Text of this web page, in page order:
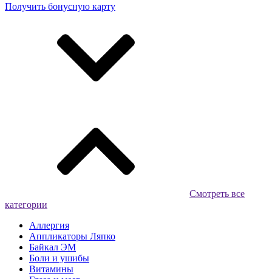
Получить бонусную карту
Смотреть все
категории
Аллергия
Аппликаторы Ляпко
Байкал ЭМ
Боли и ушибы
Витамины